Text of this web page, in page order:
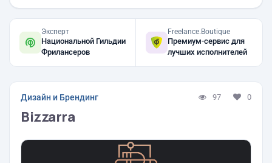
Эксперт
Национальной Гильдии
Фрилансеров
Freelance.Boutique
Премиум-сервис для
лучших исполнителей
Дизайн и Брендинг 97 0
Bizzarra